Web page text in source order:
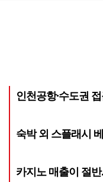
인천공항·수도권
숙박 외 스플래시
카지노 매출이 절